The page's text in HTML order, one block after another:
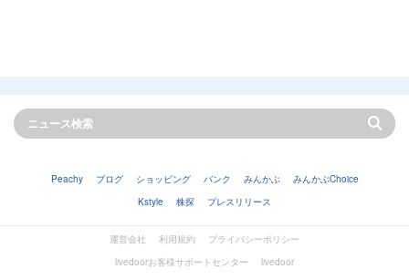
Peachy ブログ ショッピング バンク みんかぶ
みんかぶChoice
Kstyle
株探 プレスリリース
運営会社 利用規約
プライバシーポリシー
livedoorお客様サポートセンター
livedoor